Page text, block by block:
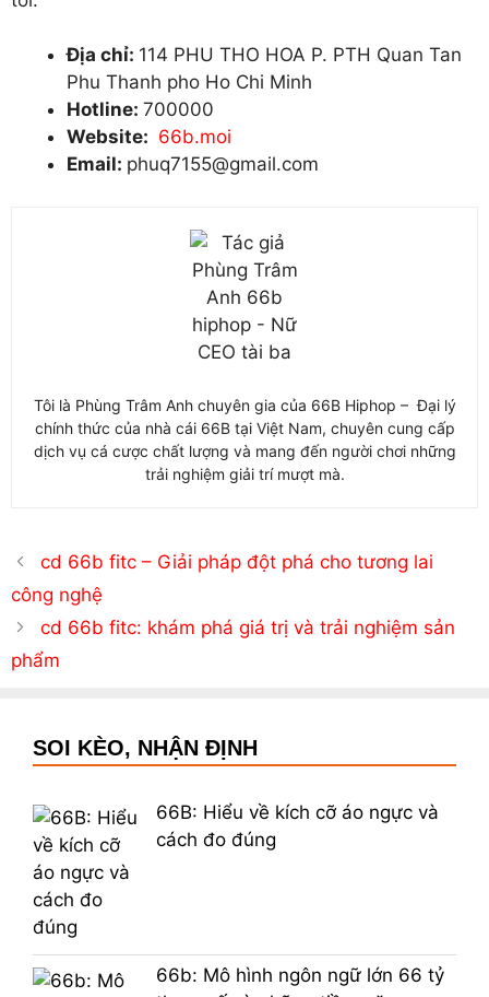
Địa chỉ: 114 PHU THO HOA P. PTH Quan Tan
Phu Thanh pho Ho Chi Minh
Hotline: 700000
Website: 66b.moi
Email: phuq7155@gmail.com
Tôi là Phùng Trâm Anh chuyên gia của 66B Hiphop – Đại lý
chính thức của nhà cái 66B tại Việt Nam, chuyên cung cấp
dịch vụ cá cược chất lượng và mang đến người chơi những
trải nghiệm giải trí mượt mà.
cd 66b fitc – Giải pháp đột phá cho tương lai
công nghệ
cd 66b fitc: khám phá giá trị và trải nghiệm sản
phẩm
SOI KÈO, NHẬN ĐỊNH
66B: Hiểu về kích cỡ áo ngực và
cách đo đúng
66b: Mô hình ngôn ngữ lớn 66 tỷ